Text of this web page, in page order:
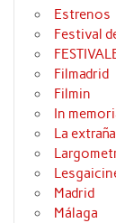
Estrenos
Festival
Filmadrid
Filmin
In
La
Madrid
Málaga